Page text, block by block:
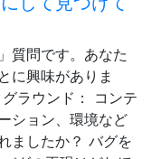
質問です。あなた
に興味がありま
ラウンド： コンテ
ション、環境など
ましたか？ バグを